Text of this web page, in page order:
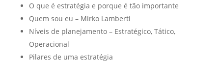
O que é estratégia e porque é tão importante
Quem sou eu – Mirko Lamberti
Níveis de planejamento – Estratégico, Tático,
Operacional
Pilares de uma estratégia